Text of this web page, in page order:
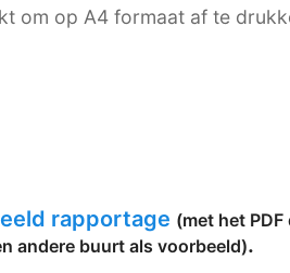
om op A4 formaat af te
rapportage (met het
andere buurt als voorbeeld).